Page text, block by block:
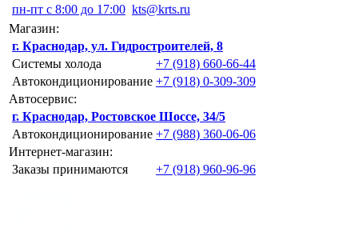
пн-пт с 8:00 до 17:00 kts@krts.ru
Магазин:
г. Краснодар, ул. Гидростроителей, 8
Системы холода
+7 (918) 660-66-44
Автокондиционирование +7 (918) 0-309-309
Автосервис:
г. Краснодар, Ростовское Шоссе, 34/5
Автокондиционирование +7 (988) 360-06-06
Интернет-магазин:
Заказы принимаются
+7 (918) 960-96-96